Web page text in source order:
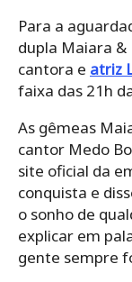
Para a
dupla Maiara &
cantora e atriz
faixa das 21h
As gêmeas
cantor Medo
site oficial da
conquista e
o sonho de
explicar em
gente sempre